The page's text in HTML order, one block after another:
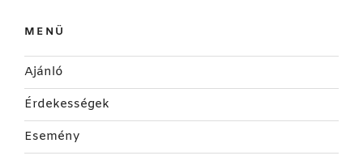
MENÜ
Ajánló
Érdekességek
Esemény